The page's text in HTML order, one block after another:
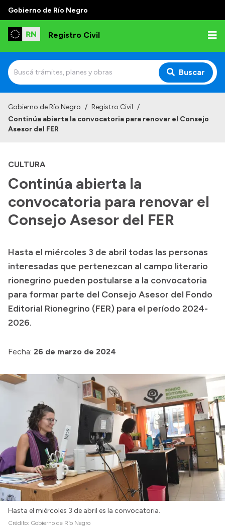
Gobierno de Río Negro
Registro Civil
Buscar
Institucional
Autoridades
Delegaciones
Estadísticas de hechos vitales
Presupuesto
Boletín Oficial
Compras y licitaciones
Consulta de expedientes
Consulta de pago a proveedores
Login
Gobierno de Río Negro / Registro Civil /
Continúa abierta la convocatoria para renovar el Consejo
Asesor del FER
CULTURA
Continúa abierta la
convocatoria para renovar el
Consejo Asesor del FER
Hasta el miércoles 3 de abril todas las personas
interesadas que pertenezcan al campo literario
rionegrino pueden postularse a la convocatoria
para formar parte del Consejo Asesor del Fondo
Editorial Rionegrino (FER) para el período 2024-
2026.
Fecha: 26 de marzo de 2024
Hasta el miércoles 3 de abril es la convocatoria.
Crédito: Gobierno de Río Negro